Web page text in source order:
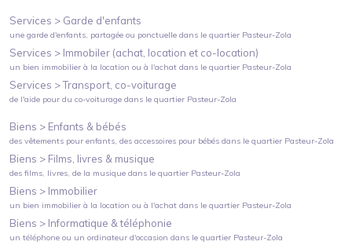
Services > Garde d'enfants
une garde d'enfants, partagée ou ponctuelle dans le quartier Pasteur-Zola
Services > Immobiler (achat, location et co-location)
un bien immobilier à la location ou à l'achat dans le quartier Pasteur-Zola
Services >Transport, co-voiturage
de l'aide pour du co-voiturage dans le quartier Pasteur-Zola
Biens > Enfants & bébés
des vêtements pour enfants, des accessoires pour bébés dans le quartier Pasteur-Zola
Biens > Films, livres & musique
des films, livres, de la musique dans le quartier Pasteur-Zola
Biens > Immobilier
un bien immobilier à la location ou à l'achat dans le quartier Pasteur-Zola
Biens > Informatique & téléphonie
un téléphone ou un ordinateur d'occasion dans le quartier Pasteur-Zola